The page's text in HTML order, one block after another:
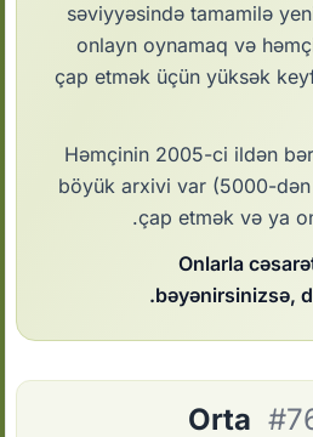
səviyyəsində tamamilə
onlayn oynamaq və
çap etmək üçün yüksək
Həmçinin 2005-ci ildən
böyük arxivi var (5000-
çap etmək və ya
Onlarla
bəyənirsinizsə,
Orta